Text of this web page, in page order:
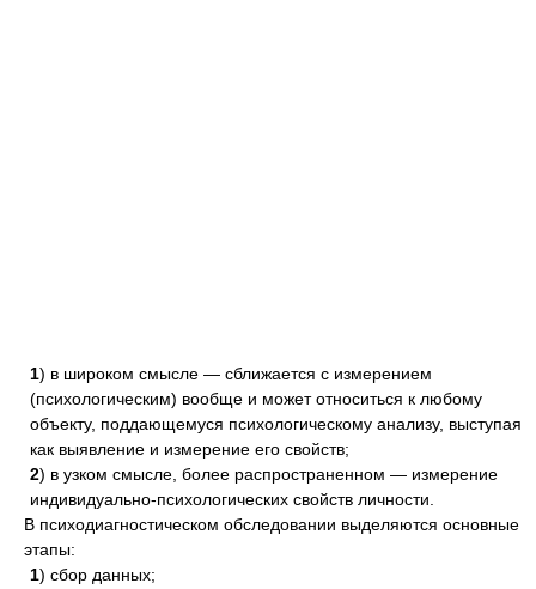
1) в широком смысле — сближается с измерением
(психологическим) вообще и может относиться к любому
объекту, поддающемуся психологическому анализу, выступая
как выявление и измерение его свойств;
2) в узком смысле, более распространенном — измерение
индивидуально-психологических свойств личности.
В психодиагностическом обследовании выделяются основные
этапы:
1) сбор данных;